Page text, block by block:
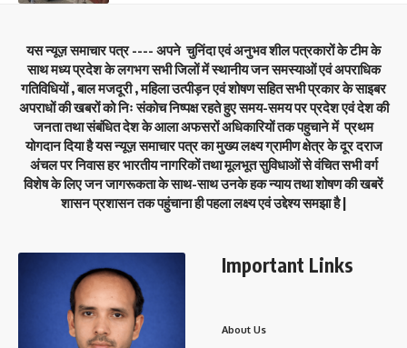
यस न्यूज़ समाचार पत्र ---- अपने चुनिंदा एवं अनुभव शील पत्रकारों के टीम के
साथ मध्य प्रदेश के लगभग सभी जिलों में स्थानीय जन समस्याओं एवं अपराधिक
गतिविधियों , बाल मजदूरी , महिला उत्पीड़न एवं शोषण सहित सभी प्रकार के साइबर
अपराधों की खबरों को निः संकोच निष्पक्ष रहते हुए समय-समय पर प्रदेश एवं देश की
जनता तथा संबंधित देश के आला अफसरों अधिकारियों तक पहुचाने में प्रथम
योगदान दिया है यस न्यूज़ समाचार पत्र का मुख्य लक्ष्य ग्रामीण क्षेत्र के दूर दराज
अंचल पर निवास हर भारतीय नागरिकों तथा मूलभूत सुविधाओं से वंचित सभी वर्ग
विशेष के लिए जन जागरूकता के साथ-साथ उनके हक न्याय तथा शोषण की खबरें
शासन प्रशासन तक पहुंचाना ही पहला लक्ष्य एवं उद्देश्य समझा है |
Important Links
About Us